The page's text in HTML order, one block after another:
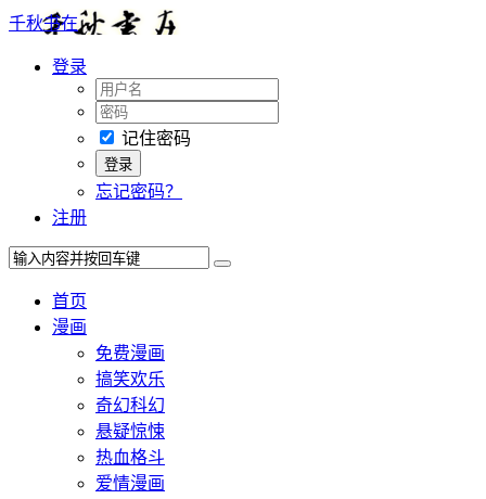
千秋书在
登录
记住密码
忘记密码？
注册
首页
漫画
免费漫画
搞笑欢乐
奇幻科幻
悬疑惊悚
热血格斗
爱情漫画